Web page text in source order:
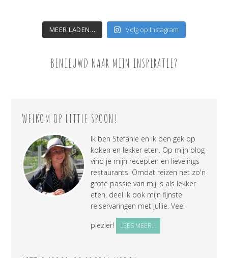
MEER LADEN... Volg op Instagram
BENIEUWD NAAR MIJN INSPIRATIE?
WELKOM OP LITTLE SPOON!
Ik ben Stefanie en ik ben gek op
koken en lekker eten. Op mijn blog
vind je mijn recepten en lievelings
restaurants. Omdat reizen net zo'n
grote passie van mij is als lekker
eten, deel ik ook mijn fijnste
reiservaringen met jullie. Veel
plezier!
LEES MEER...